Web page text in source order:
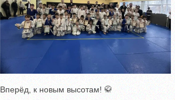
Вперёд, к новым высотам! 🥋